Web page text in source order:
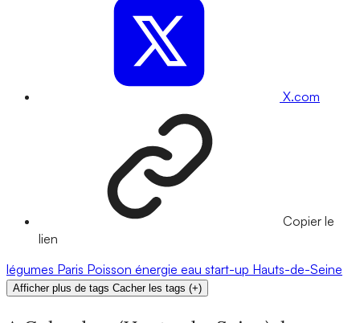
X.com
Copier le
lien
légumes Paris Poisson énergie eau start-up Hauts-de-Seine
Afficher plus de tags Cacher les tags (+)